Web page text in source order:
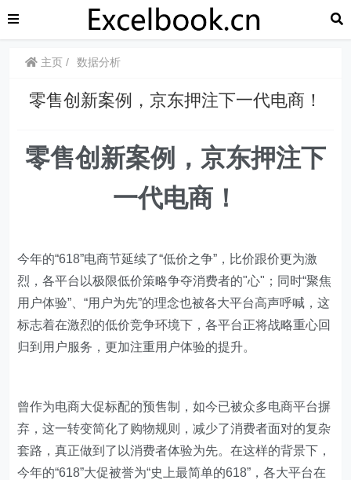
主页 数据分析
零售创新案例，京东押注下一代电商！
零售创新案例， 京东押注下
一代电商！
今年的“618”电商节延续了“低价之争”，比价跟价更为激
烈，各平台以极限低价策略争夺消费者的"心"；同时“聚焦
用户体验”、“用户为先”的理念也被各大平台高声呼喊，这
标志着在激烈的低价竞争环境下，各平台正将战略重心回
归到用户服务，更加注重用户体验的提升。
曾作为电商大促标配的预售制，如今已被众多电商平台摒
弃，这一转变简化了购物规则，减少了消费者面对的复杂
套路，真正做到了以消费者体验为先。在这样的背景下，
今年的“618”大促被誉为“史上最简单的618”，各大平台在